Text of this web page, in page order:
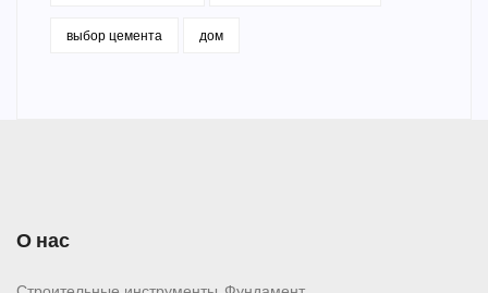
выбор цемента дом
О нас